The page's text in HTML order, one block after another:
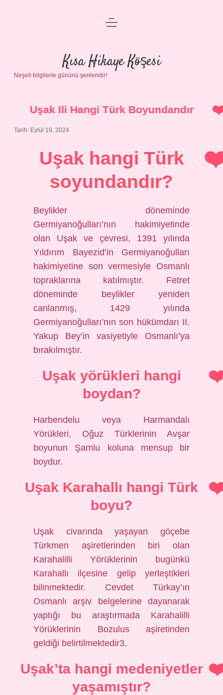
Anasayfa
Gizlilik Politikası
Yasal Uyarı
menüyü
Kısa Hikaye Köşesi
Neşeli bilgilerle gününü şenlendir!
Uşak Ili Hangi Türk Boyundandır
Tarih: Eylül 19, 2024
Uşak hangi Türk
soyundandır?
Beylikler döneminde
Germiyanoğulları’nın hakimiyetinde
olan Uşak ve çevresi, 1391 yılında
Yıldırım Bayezid’in Germiyanoğulları
hakimiyetine son vermesiyle Osmanlı
topraklarına katılmıştır. Fetret
döneminde beylikler yeniden
canlanmış, 1429 yılında
Germiyanoğulları’nın son hükümdarı II.
Yakup Bey’in vasiyetiyle Osmanlı’ya
bırakılmıştır.
Uşak yörükleri hangi
boydan?
Harbendelu veya Harmandalı
Yörükleri, Oğuz Türklerinin Avşar
boyunun Şamlu koluna mensup bir
boydur.
Uşak Karahallı hangi Türk
boyu?
Uşak civarında yaşayan göçebe
Türkmen aşiretlerinden biri olan
Karahalilli Yörüklerinin bugünkü
Karahallı ilçesine gelip yerleştikleri
bilinmektedir. Cevdet Türkay’ın
Osmanlı arşiv belgelerine dayanarak
yaptığı bu araştırmada Karahalilli
Yörüklerinin Bozulus aşiretinden
geldiği belirtilmektedir3.
Uşak’ta hangi medeniyetler
yaşamıştır?